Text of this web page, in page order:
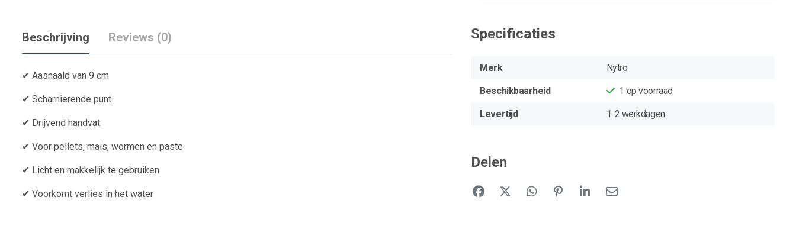
Beschrijving Reviews (0)
✔ Aasnaald van 9 cm
✔ Scharnierende punt
✔ Drijvend handvat
✔ Voor pellets, mais, wormen en paste
✔ Licht en makkelijk te gebruiken
✔ Voorkomt verlies in het water
Specificaties
Merk Nytro
Beschikbaarheid 1 op voorraad
Levertijd 1-2 werkdagen
Delen